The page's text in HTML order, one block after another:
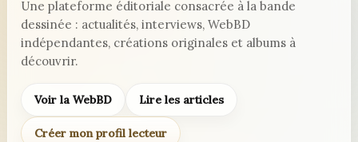
Une plateforme éditoriale consacrée à la bande
dessinée : actualités, interviews, WebBD
indépendantes, créations originales et albums à
découvrir.
Voir la WebBD Lire les articles
Créer mon profil lecteur